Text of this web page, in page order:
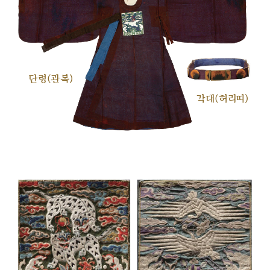
단령(관복)
각대(허리띠)